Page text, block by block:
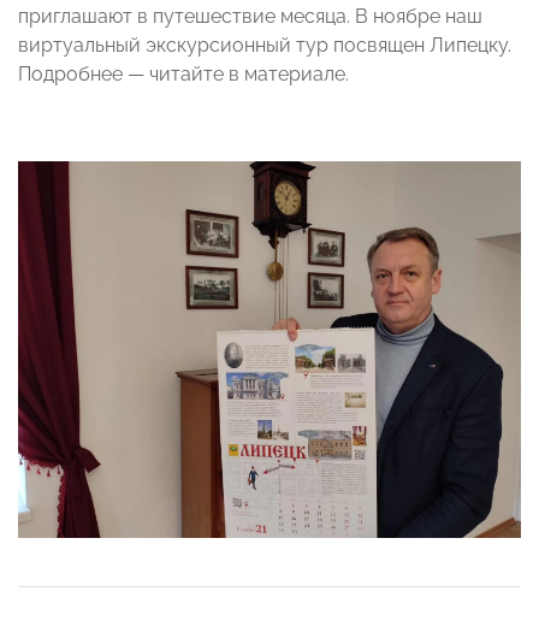
приглашают в путешествие месяца. В ноябре наш
виртуальный экскурсионный тур посвящен Липецку.
Подробнее — читайте в материале.